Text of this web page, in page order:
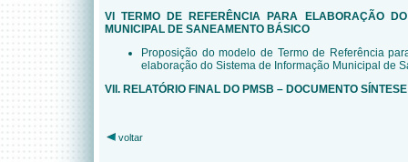
VI TERMO DE REFERÊNCIA PARA ELABORAÇÃO
MUNICIPAL DE SANEAMENTO BÁSICO
Proposição do modelo de Termo de Referência
elaboração do Sistema de Informação Municipal de
VII. RELATÓRIO FINAL DO PMSB – DOCUMENTO SÍNTESE
voltar